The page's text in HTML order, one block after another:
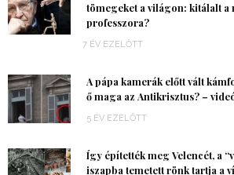
tömegeket a világon: kitálalt a
professzora?
7 ÉV EZELŐTT
A pápa kamerák előtt vált
ő maga az Antikrisztus? –
5 ÉV EZELŐTT
Így építették meg Velencét, a
iszapba temetett rönk tartja a